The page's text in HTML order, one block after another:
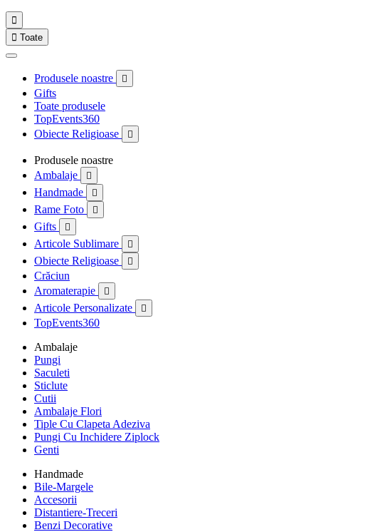

 Toate
Produsele noastre 
Gifts
Toate produsele
TopEvents360
Obiecte Religioase

Produsele noastre
Ambalaje

Handmade 
Rame Foto 
Gifts 
Articole Sublimare 
Obiecte Religioase 
Crăciun
Aromaterapie

Articole Personalizate 
TopEvents360
Ambalaje
Pungi
Saculeti
Sticlute
Cutii
Ambalaje Flori
Tiple Cu Clapeta Adeziva
Pungi Cu Inchidere Ziplock
Genti
Handmade
Bile-Margele
Accesorii
Distantiere-Treceri
Benzi Decorative